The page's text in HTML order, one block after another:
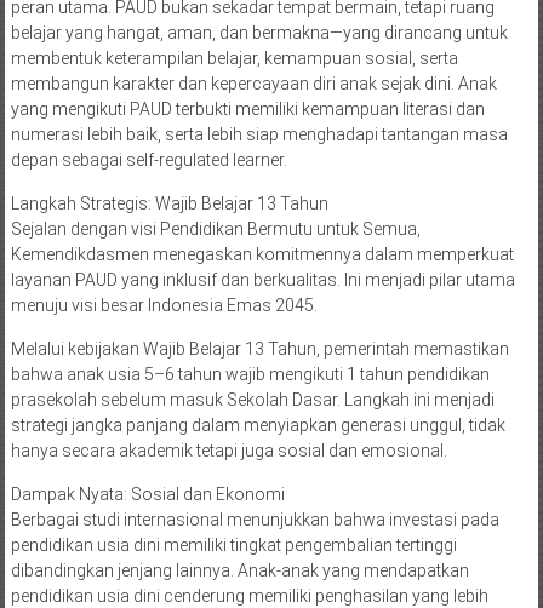
peran utama. PAUD bukan sekadar tempat bermain, tetapi ruang
belajar yang hangat, aman, dan bermakna—yang dirancang untuk
membentuk keterampilan belajar, kemampuan sosial, serta
membangun karakter dan kepercayaan diri anak sejak dini. Anak
yang mengikuti PAUD terbukti memiliki kemampuan literasi dan
numerasi lebih baik, serta lebih siap menghadapi tantangan masa
depan sebagai self-regulated learner.
Langkah Strategis: Wajib Belajar 13 Tahun
Sejalan dengan visi Pendidikan Bermutu untuk Semua,
Kemendikdasmen menegaskan komitmennya dalam memperkuat
layanan PAUD yang inklusif dan berkualitas. Ini menjadi pilar utama
menuju visi besar Indonesia Emas 2045.
Melalui kebijakan Wajib Belajar 13 Tahun, pemerintah memastikan
bahwa anak usia 5–6 tahun wajib mengikuti 1 tahun pendidikan
prasekolah sebelum masuk Sekolah Dasar. Langkah ini menjadi
strategi jangka panjang dalam menyiapkan generasi unggul, tidak
hanya secara akademik tetapi juga sosial dan emosional.
Dampak Nyata: Sosial dan Ekonomi
Berbagai studi internasional menunjukkan bahwa investasi pada
pendidikan usia dini memiliki tingkat pengembalian tertinggi
dibandingkan jenjang lainnya. Anak-anak yang mendapatkan
pendidikan usia dini cenderung memiliki penghasilan yang lebih